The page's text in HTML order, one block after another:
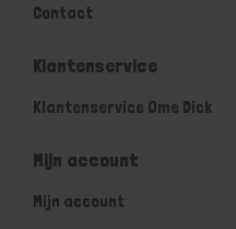
Contact
Klantenservice
Klantenservice Ome Dick
Mijn account
Mijn account